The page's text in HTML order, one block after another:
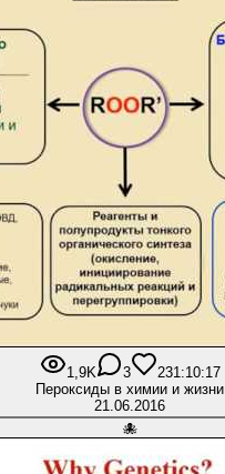
1,9K 3 231:10:17
Пероксиды в химии и жизни
21.06.2016
🐙